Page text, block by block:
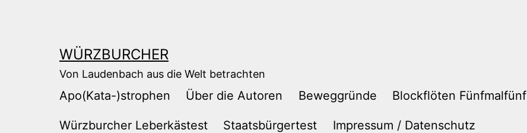
WÜRZBURCHER
Von Laudenbach aus die Welt betrachten
Apo(Kata-)strophen Über die Autoren Beweggründe Blockflöten Fünfmalfünf
Würzburcher Leberkästest Staatsbürgertest Impressum / Datenschutz